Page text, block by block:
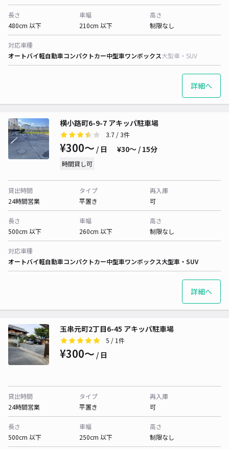
長さ
480cm 以下
車幅
210cm 以下
高さ
制限なし
対応車種
オートバイ軽自動車コンパクトカー中型車ワンボックス大型車・SUV
詳細へ
横小路町6-9-7 アキッパ駐車場
3.7 / 3件
¥300〜 / 日 ¥30〜 / 15分
時間貸し可
貸出時間
24時間営業
タイプ
平置き
再入庫
可
長さ
500cm 以下
車幅
260cm 以下
高さ
制限なし
対応車種
オートバイ軽自動車コンパクトカー中型車ワンボックス大型車・SUV
詳細へ
玉串元町2丁目6-45 アキッパ駐車場
5 / 1件
¥300〜 / 日
貸出時間
24時間営業
タイプ
平置き
再入庫
可
長さ
500cm 以下
車幅
250cm 以下
高さ
制限なし